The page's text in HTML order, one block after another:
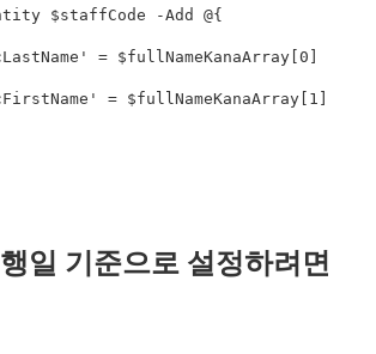
$staffCode -Add @{
= $fullNameKanaArray 0
= $fullNameKanaArray 1
일 기준으로 설정하려면